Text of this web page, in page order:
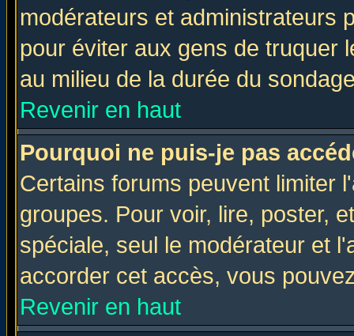
modérateurs et administrateurs
pour éviter aux gens de truquer
au milieu de la durée du
Revenir en haut
Pourquoi ne puis-je pas
Certains forums peuvent limiter
groupes. Pour voir, lire, poster,
spéciale, seul le modérateur et
accorder cet accès, vous
Revenir en haut